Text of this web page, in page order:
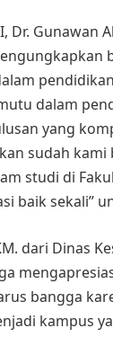
Dr. Gunawan
dalam
yang
sudah
studi di
baik sekali”
dari Dinas
bangga
kampus